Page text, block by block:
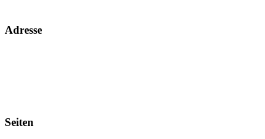
Adresse
Seiten